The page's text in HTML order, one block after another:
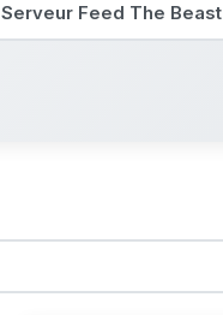
Serveur Feed The Beast